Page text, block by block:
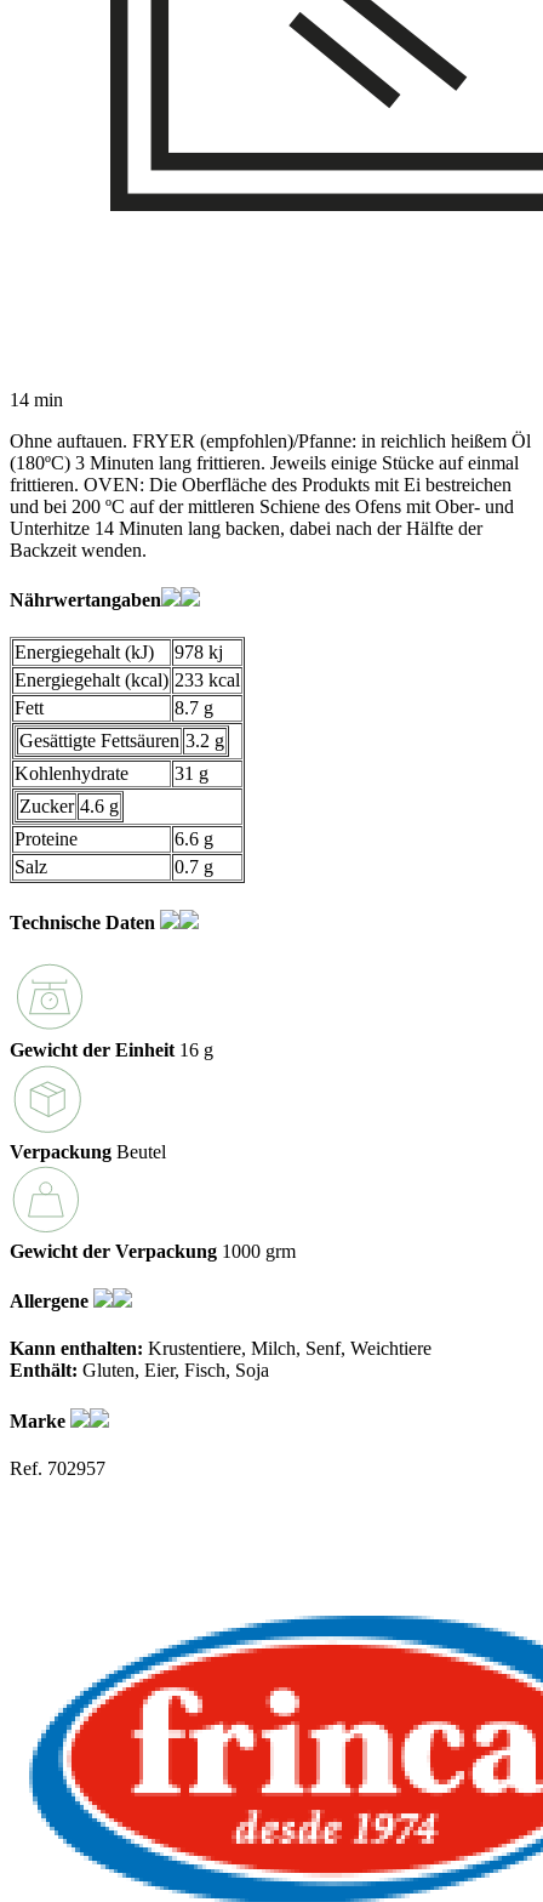
14 min
Ohne auftauen. FRYER (empfohlen)/Pfanne: in reichlich heißem Öl
(180ºC) 3 Minuten lang frittieren. Jeweils einige Stücke auf einmal
frittieren. OVEN: Die Oberfläche des Produkts mit Ei bestreichen
und bei 200 ºC auf der mittleren Schiene des Ofens mit Ober- und
Unterhitze 14 Minuten lang backen, dabei nach der Hälfte der
Backzeit wenden.
Nährwertangaben
Energiegehalt (kJ)
978 kj
Energiegehalt (kcal) 233 kcal
Fett
8.7 g
Gesättigte Fettsäuren 3.2 g
Kohlenhydrate
31 g
Zucker 4.6 g
Proteine
6.6 g
Salz
0.7 g
Technische Daten
Gewicht der Einheit 16 g
Verpackung Beutel
Gewicht der Verpackung 1000 grm
Allergene
Kann enthalten: Krustentiere Milch Senf Weichtiere
Enthält: Gluten Eier Fisch Soja
Marke
Ref. 702957